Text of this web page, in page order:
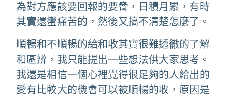
為對方應該要回報的要脅，日積月累，有時
其實還蠻痛苦的，然後又搞不清楚怎麼了。
順暢和不順暢的給和收其實很難透徹的了解
和區辨，我只能提出一些想法供大家思考。
我還是相信一個心裡覺得很足夠的人給出的
愛有比較大的機會可以被順暢的收，原因是